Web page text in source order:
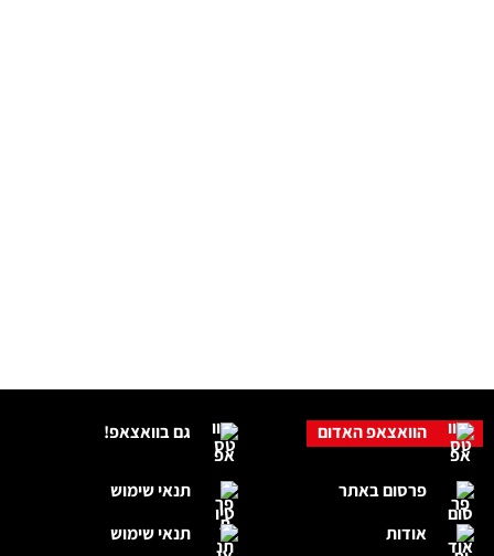
גם בוואצאפ!
תנאי שימוש
תנאי שימוש
הוואצאפ האדום
פרסום באתר
אודות